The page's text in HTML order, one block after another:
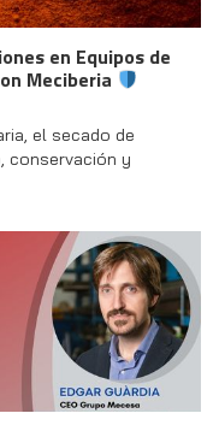
en Equipos de
Meciberia
el secado de
conservación y